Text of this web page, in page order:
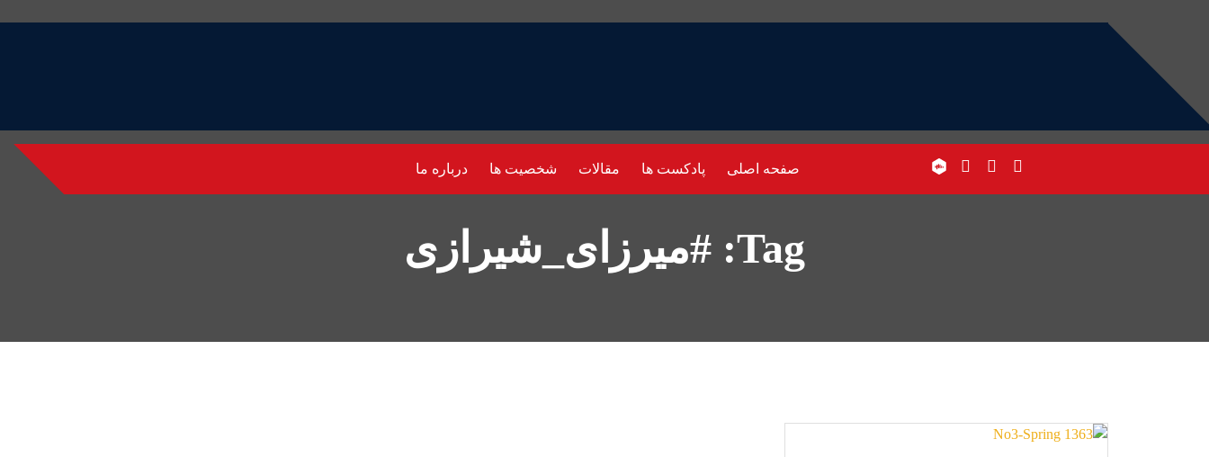
صفحه اصلی پادکست ها مقالات شخصیت ها درباره ما
Tag: #میرزای_شیرازی